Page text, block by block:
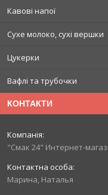
Кавові напої
Сухе молоко, сухі вершки
Цукерки
Вафлі та трубочки
КОНТАКТИ
"Смак 24" Интернет-
Марина, Наталья